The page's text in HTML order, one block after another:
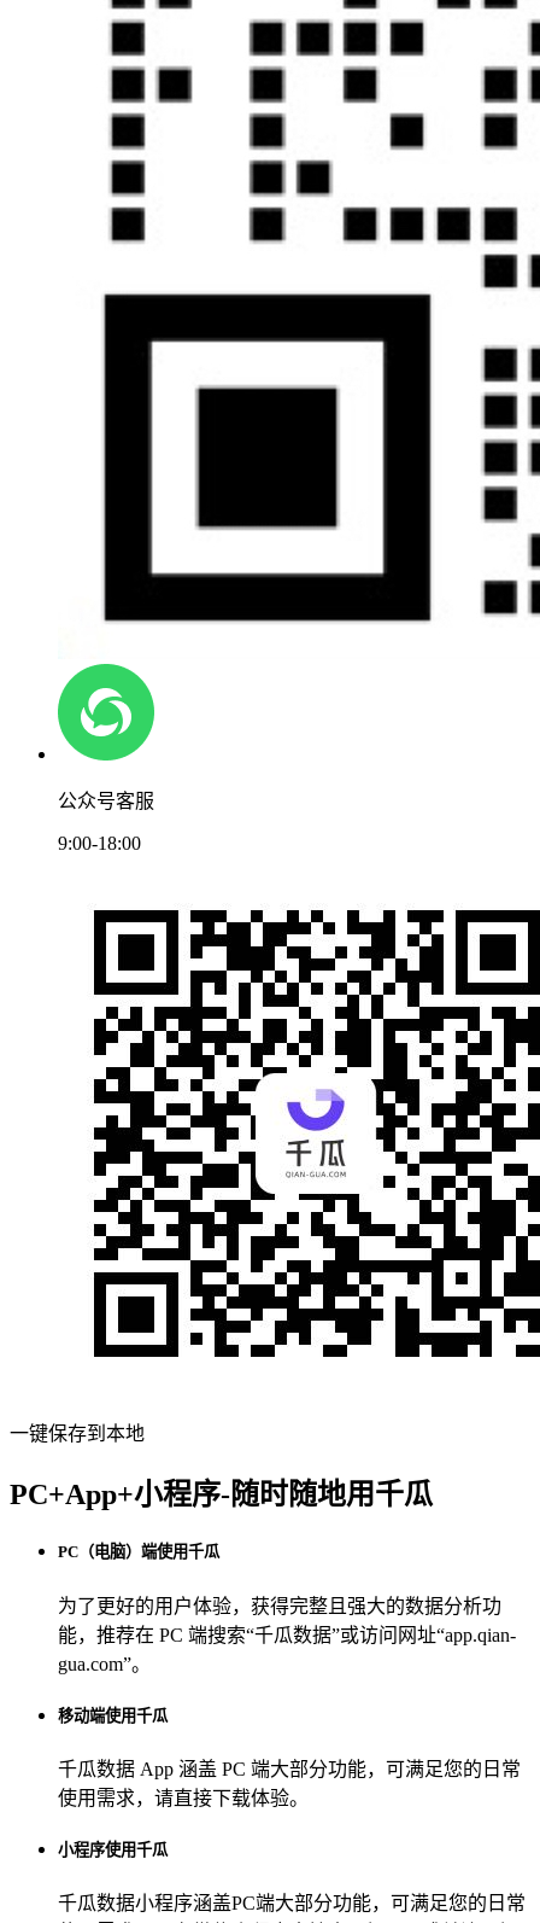
公众号客服
9:00-18:00
一键保存到本地
PC+App+小程序-随时随地用千瓜
PC（电脑）端使用千瓜
为了更好的用户体验，获得完整且强大的数据分析功
能，推荐在 PC 端搜索“千瓜数据”或访问网址“app.qian-
gua.com”。
移动端使用千瓜
千瓜数据 App 涵盖 PC 端大部分功能，可满足您的日常
使用需求，请直接下载体验。
小程序使用千瓜
千瓜数据小程序涵盖PC端大部分功能，可满足您的日常